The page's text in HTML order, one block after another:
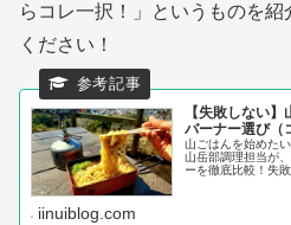
らコレ一択！」というものを
ください！
【失敗しない
バーナー選び（
山ごはんを始めた
山岳部調理担当が
ーを徹底比較！失
iinuiblog.com